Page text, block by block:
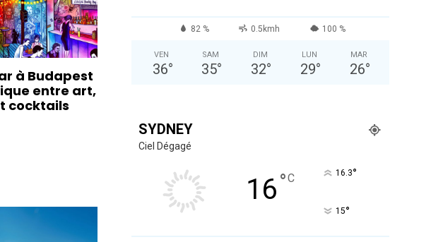
à Budapest
entre art,
cocktails
82 % 0.5kmh 100 %
VEN
36°
SAM
35°
DIM
32°
LUN
29°
MAR
26°
SYDNEY
Ciel Dégagé
16°C 16.3°
15°